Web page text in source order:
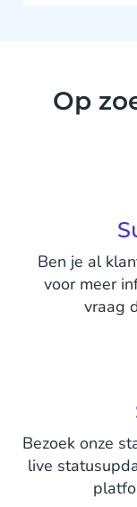
Op
Ben je al
voor meer
vraag
Bezoek onze
live